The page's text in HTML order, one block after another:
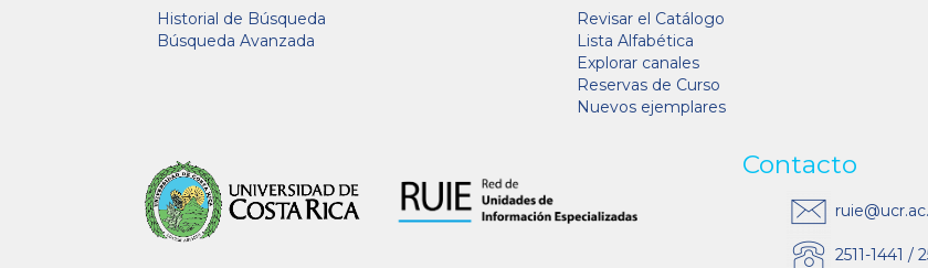
Historial de Búsqueda
Búsqueda Avanzada
Revisar el Catálogo
Lista Alfabética
Explorar canales
Reservas de Curso
Nuevos ejemplares
Contacto
2511-1441 /